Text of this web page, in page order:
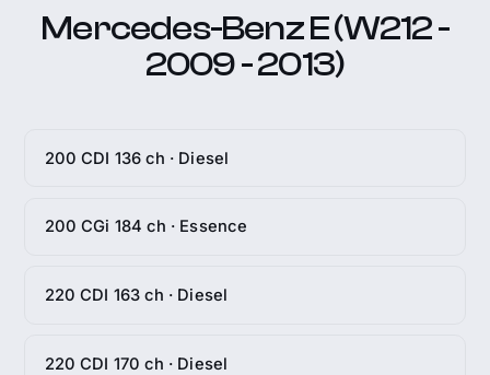
Mercedes-Benz E (W212 -
2009 - 2013)
200 CDI 136 ch · Diesel
200 CGi 184 ch · Essence
220 CDI 163 ch · Diesel
220 CDI 170 ch · Diesel